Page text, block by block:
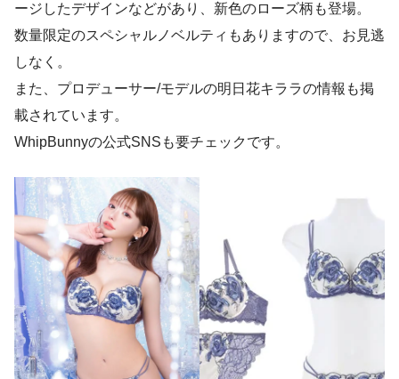
ージしたデザインなどがあり、新色のローズ柄も登場。
数量限定のスペシャルノベルティもありますので、お見逃
しなく。
また、プロデューサー/モデルの明日花キララの情報も掲
載されています。
WhipBunnyの公式SNSも要チェックです。